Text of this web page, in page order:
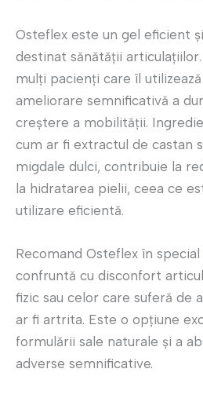
Osteflex este un gel eficient
destinat sănătății
mulți pacienți care îl
ameliorare semnificativă a
creștere a mobilității.
cum ar fi extractul de castan
migdale dulci, contribuie la
la hidratarea pielii, ceea ce
utilizare eficientă.
Recomand Osteflex în
confruntă cu disconfort
fizic sau celor care suferă de
ar fi artrita. Este o opțiune
formulării sale naturale și a
adverse semnificative.